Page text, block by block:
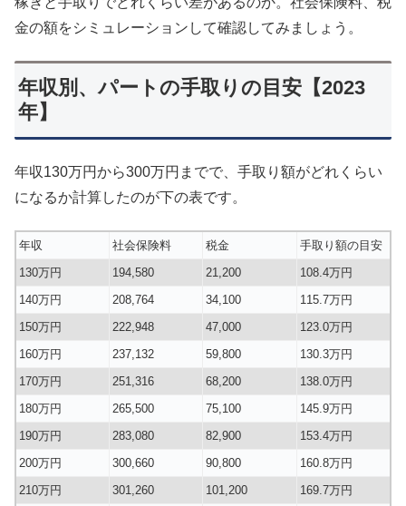
金の額をシミュレーションして確認してみましょう。
年収別、パートの手取りの目安【2023
年】
年収130万円から300万円までで、手取り額がどれくらい
になるか計算したのが下の表です。
年収 社会保険料 税金
手取り額の目安
130万円
194,580 21,200
108.4万円
140万円
208,764 34,100
115.7万円
150万円
222,948 47,000
123.0万円
160万円
237,132 59,800
130.3万円
170万円
251,316 68,200
138.0万円
180万円
265,500 75,100
145.9万円
190万円
283,080 82,900
153.4万円
200万円
300,660 90,800
160.8万円
210万円
301,260 101,200
169.7万円